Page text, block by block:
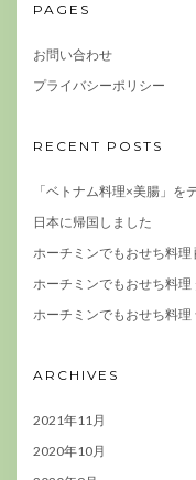
PAGES
お問い合わせ
プライバシーポリシー
RECENT POSTS
「ベトナム料理×美腸」を
日本に帰国しました
ホーチミンでもおせち料理
ホーチミンでもおせち料
ホーチミンでもおせち料理
ARCHIVES
2021年11月
2020年10月